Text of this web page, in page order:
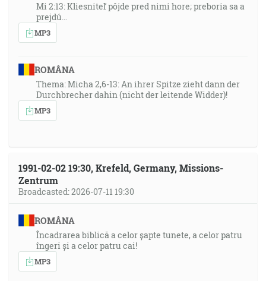
Mi 2:13: Kliesniteľ pôjde pred nimi hore; preboria sa a
prejdú…
MP3
ROMÂNA
Thema: Micha 2,6-13: An ihrer Spitze zieht dann der
Durchbrecher dahin (nicht der leitende Widder)!
MP3
1991-02-02 19:30, Krefeld, Germany, Missions-
Zentrum
Broadcasted: 2026-07-11 19:30
ROMÂNA
Încadrarea biblică a celor șapte tunete, a celor patru
îngeri și a celor patru cai!
MP3